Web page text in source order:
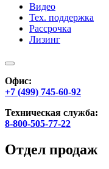
Видео
Тех. поддержка
Рассрочка
Лизинг
Офис:
+7 (499) 745-60-92
Техническая служба:
8-800-505-77-22
Отдел продаж